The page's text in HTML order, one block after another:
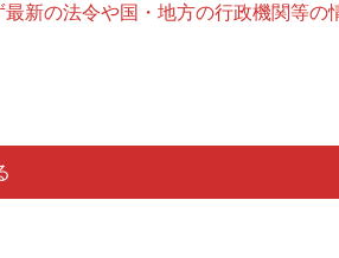
新の法令や国・地方の行政機関等の